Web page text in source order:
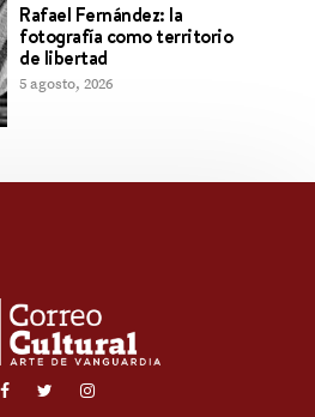
Rafael Fernández: la
fotografía como territorio
de libertad
5 agosto, 2026